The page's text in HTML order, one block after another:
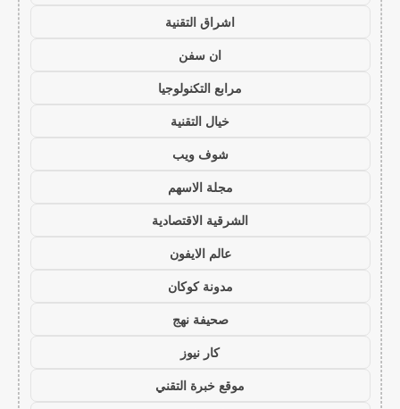
اشراق التقنية
ان سفن
مرابع التكنولوجيا
خيال التقنية
شوف ويب
مجلة الاسهم
الشرقية الاقتصادية
عالم الايفون
مدونة كوكان
صحيفة نهج
كار نيوز
موقع خبرة التقني